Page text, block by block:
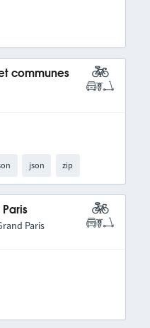
communes
json zip
Paris
Paris